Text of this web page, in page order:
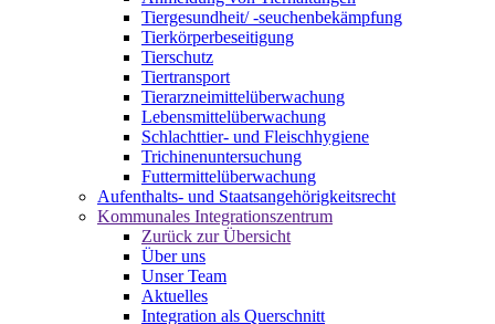
Tiergesundheit/ -seuchenbekämpfung
Tierkörperbeseitigung
Tierschutz
Tiertransport
Tierarzneimittelüberwachung
Lebensmittelüberwachung
Schlachttier- und Fleischhygiene
Trichinenuntersuchung
Futtermittelüberwachung
Aufenthalts- und Staatsangehörigkeitsrecht
Kommunales Integrationszentrum
Zurück zur Übersicht
Über uns
Unser Team
Aktuelles
Integration als Querschnitt